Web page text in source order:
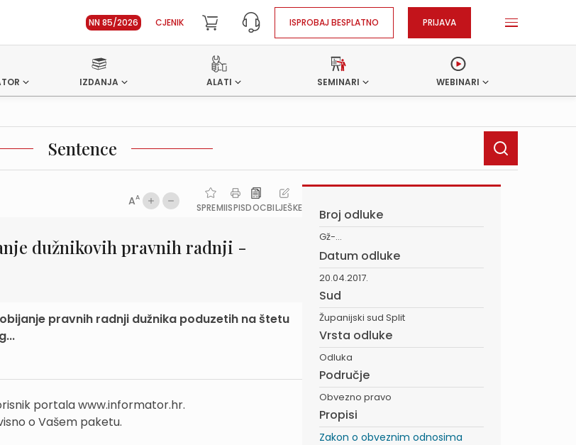
NN 85/2026 CJENIK ISPROBAJ BESPLATNO PRIJAVA
IZDANJA ALATI SEMINARI WEBINARI
Sentence
AA
SPREMIISPISDOCBILJEŠKE
dužnikovih pravnih radnji -
pravnih radnji dužnika poduzetih na štetu
portala www.informator.hr.
o Vašem paketu.
Broj odluke
Gž-...
Datum odluke
20.04.2017.
Sud
Županijski sud Split
Vrsta odluke
Odluka
Područje
Obvezno pravo
Propisi
Zakon o obveznim odnosima